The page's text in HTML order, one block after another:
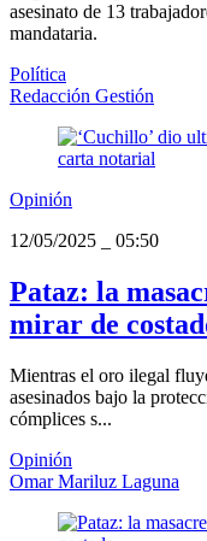
asesinato de 13
mandataria.
Política
Redacción Gestión
Opinión
12/05/2025
05:50
Pataz: la
mirar de
Mientras el oro ilegal
asesinados bajo la
cómplices s...
Opinión
Omar Mariluz Laguna